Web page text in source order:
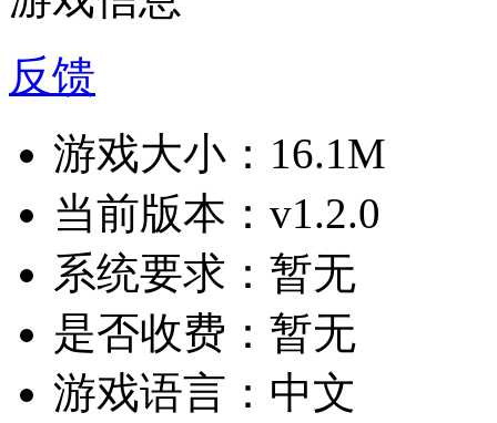
反馈
游戏大小： 16.1M
当前版本： v1.2.0
系统要求： 暂无
是否收费： 暂无
游戏语言： 中文